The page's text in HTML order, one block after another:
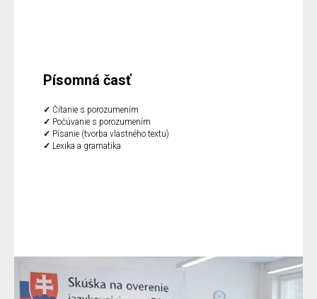
Písomná časť
✓ Čítanie s porozumením
✓ Počúvanie s porozumením
✓ Písanie (tvorba vlastného textu)
✓ Lexika a gramatika